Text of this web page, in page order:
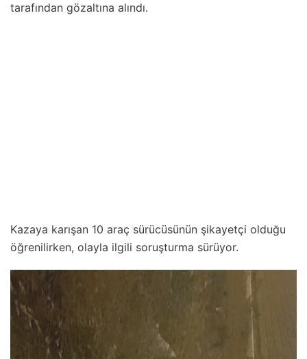
tarafından gözaltına alındı.
Kazaya karışan 10 araç sürücüsünün şikayetçi olduğu
öğrenilirken, olayla ilgili soruşturma sürüyor.